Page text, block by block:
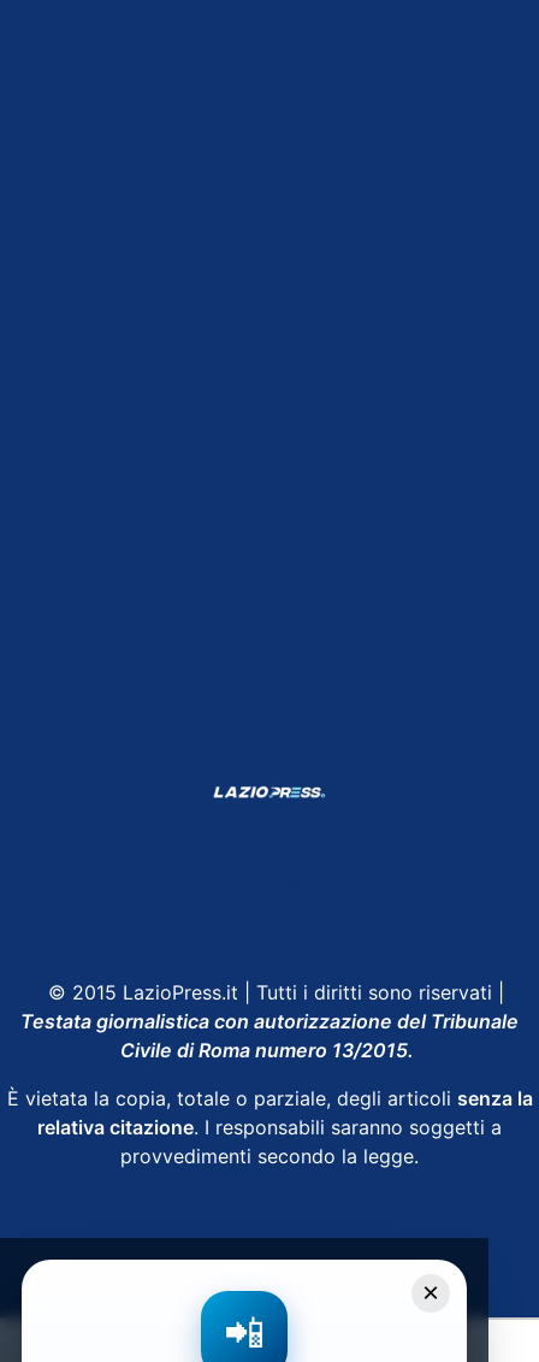
© 2015 LazioPress.it | Tutti i diritti sono riservati |
Testata giornalistica con autorizzazione del Tribunale
Civile di Roma numero 13/2015.
È vietata la copia, totale o parziale, degli articoli senza la
relativa citazione. I responsabili saranno soggetti a
provvedimenti secondo la legge.
×
📲Condividi